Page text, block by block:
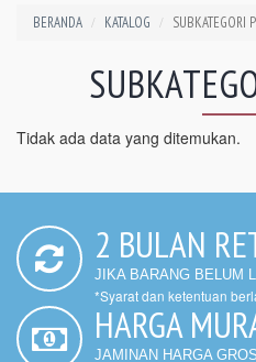
BERANDA KATALOG SUBKATEGORI
Tidak ada data yang ditemukan.
2 BULAN
JIKA BARANG BELUM
*Syarat dan ketentuan
HARGA
JAMINAN HARGA